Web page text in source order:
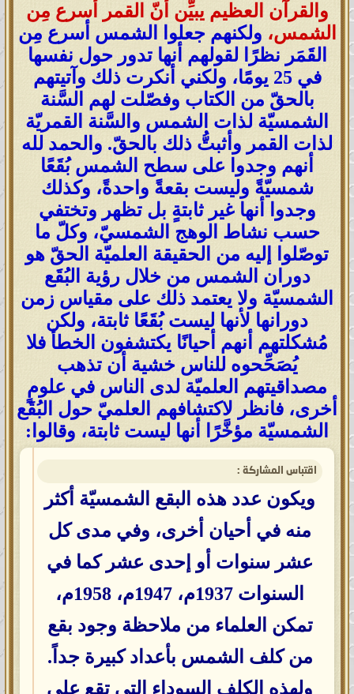
والقرآن العظيم يبيِّن أنّ القمر أسرع مِن
الشمس، ولكنهم جعلوا الشمس أسرع مِن
القَمَر نظرًا لقولهم أنها تدور حول نفسها
في 25 يومًا، ولكني أنكرت ذلك وآتيتهم
بالحقّ من الكتاب وفصّلت لهم السَّنة
الشمسيّة لذات الشمس والسَّنة القمريّة
لذات القمر وأثبتُّ ذلك بالحقّ. والحمد لله
أنهم وجدوا على سطح الشمس بُقَعًا
شمسيّةً وليست بقعةً واحدةً، وكذلك
وجدوا أنها غير ثابتةٍ بل تظهر وتختفي
حسب نشاط الوهج الشمسيّ، وكلّ ما
توصّلوا إليه من الحقيقة العلميّة الحقّ هو
دوران الشمس من خلال رؤية البُقَع
الشمسيّة ولا يعتمد ذلك على مقياس زمن
دورانها لأنها ليست بُقَعًا ثابتة، ولكن
مُشكلتهم أنهم أحيانًا يكتشفون الخطأ فلا
يُصَحِّحوه للناس خشية أن تذهب
مصداقيتهم العلميّة لدى الناس في علومٍ
أخرى، فانظر لاكتشافهم العلميّ حول البُقَع
الشمسيّة مؤخَّرًا أنها ليست ثابتة، وقالوا:
اقتباس المشاركة :
ويكون عدد هذه البقع الشمسيّة أكثر
منه في أحيان أخرى، وفي مدى كل
عشر سنوات أو إحدى عشر كما في
السنوات 1937م، 1947م، 1958م،
تمكن العلماء من ملاحظة وجود بقع
من كلف الشمس بأعداد كبيرة جداً.
ولهذه الكلف السوداء التي تقع على